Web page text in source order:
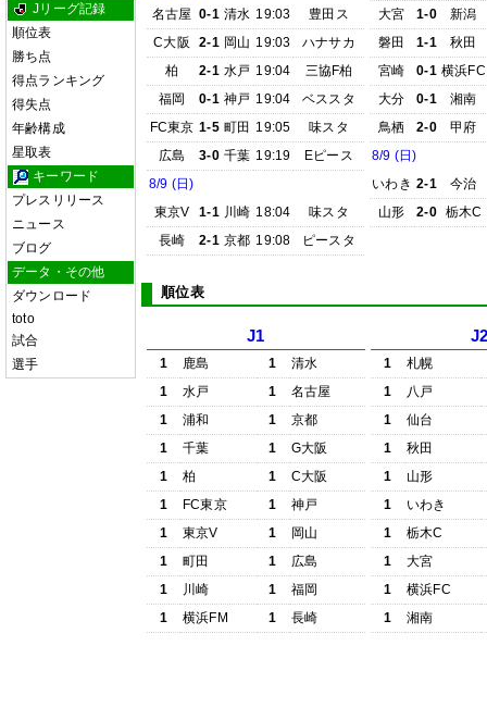
Jリーグ記録
順位表
勝ち点
得点ランキング
得失点
年齢構成
星取表
キーワード
プレスリリース
ニュース
ブログ
データ・その他
ダウンロード
toto
試合
選手
名古屋 0-1 清水 19:03
豊田ス
C大阪
2-1 岡山 19:03
ハナサカ
柏
2-1 水戸 19:04
三協F柏
福岡
0-1 神戸 19:04
ベススタ
FC東京 1-5 町田 19:05
味スタ
広島
3-0 千葉 19:19
Eピース
8/9 (日)
東京V
1-1 川崎 18:04
味スタ
長崎
2-1 京都 19:08 ピースタ
大宮
1-0
新潟
磐田
1-1
秋田
宮崎
0-1 横浜FC
大分
0-1
湘南
鳥栖
2-0
甲府
8/9 (日)
いわき 2-1
今治
山形
2-0 栃木C
順位表
J1
1 鹿島 1
清水
1
水戸 1
名古屋
1
浦和 1
京都
1
千葉 1
G大阪
1
柏 1
C大阪
1
FC東京 1
神戸
1
東京V 1
岡山
1
町田 1
広島
1
川崎 1
福岡
1
横浜FM 1 長崎
1
札幌
1
八戸
1
仙台
1
秋田
1
山形
1
いわき
1
栃木C
1
大宮
1
横浜FC
1
湘南